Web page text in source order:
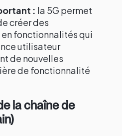
: la 5G permet
créer des
fonctionnalités qui
utilisateur
de nouvelles
de fonctionnalité
la chaîne de